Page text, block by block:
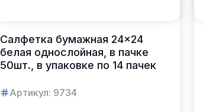
Салфетка бумажная 24×24
белая однослойная, в пачке
50шт., в упаковке по 14 пачек
Артикул: 9734